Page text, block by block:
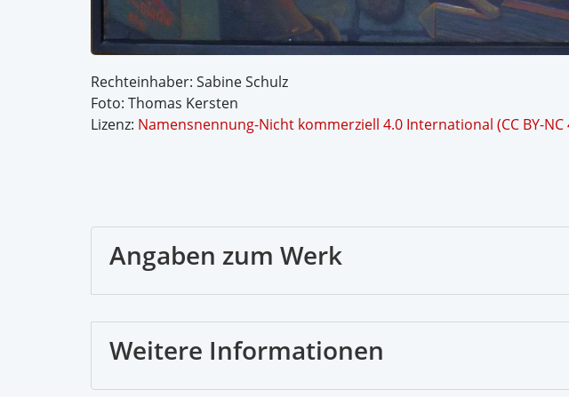
Rechteinhaber: Sabine Schulz
Foto: Thomas Kersten
Lizenz: Namensnennung-Nicht kommerziell 4.0 International (CC BY-NC
Angaben zum Werk
Weitere Informationen